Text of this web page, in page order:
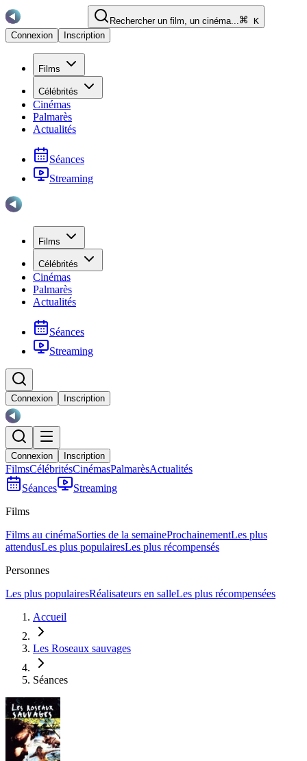
Rechercher un film, un cinéma...
K
Connexion
Inscription
Films
Célébrités
Cinémas
Palmarès
Actualités
Séances
Streaming
Films
Célébrités
Cinémas
Palmarès
Actualités
Séances
Streaming
Connexion Inscription
Connexion Inscription
FilmsCélébritésCinémasPalmarèsActualités
Séances
Streaming
Films
Films au cinémaSorties de la semaineProchainementLes plus
attendusLes plus populairesLes plus récompensés
Personnes
Les plus populairesRéalisateurs en salleLes plus récompensées
Accueil
Les Roseaux sauvages
Séances